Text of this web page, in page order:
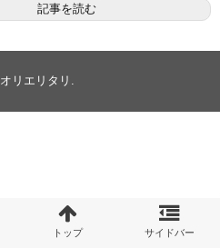
記事を読む
オリエリタリ